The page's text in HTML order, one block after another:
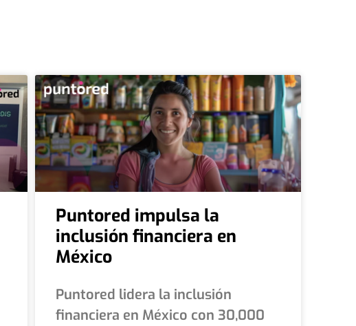
Puntored impulsa la
inclusión financiera en
México
Puntored lidera la inclusión
financiera en México con 30,000